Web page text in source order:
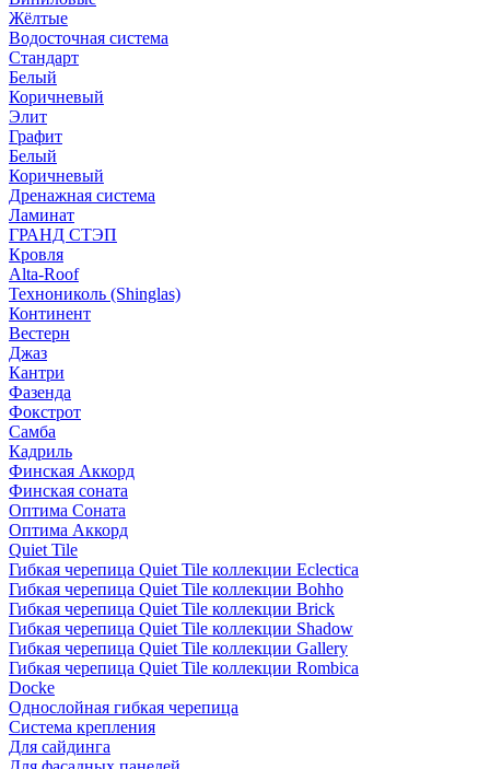
Жёлтые
Водосточная система
Стандарт
Белый
Коричневый
Элит
Графит
Белый
Коричневый
Дренажная система
Ламинат
ГРАНД СТЭП
Кровля
Alta-Roof
Технониколь (Shinglas)
Континент
Вестерн
Джаз
Кантри
Фазенда
Фокстрот
Самба
Кадриль
Финская Аккорд
Финская соната
Оптима Соната
Оптима Аккорд
Quiet Tile
Гибкая черепица Quiet Tile коллекции Eclectica
Гибкая черепица Quiet Tile коллекции Bohho
Гибкая черепица Quiet Tile коллекции Brick
Гибкая черепица Quiet Tile коллекции Shadow
Гибкая черепица Quiet Tile коллекции Gallery
Гибкая черепица Quiet Tile коллекции Rombica
Docke
Однослойная гибкая черепица
Система крепления
Для сайдинга